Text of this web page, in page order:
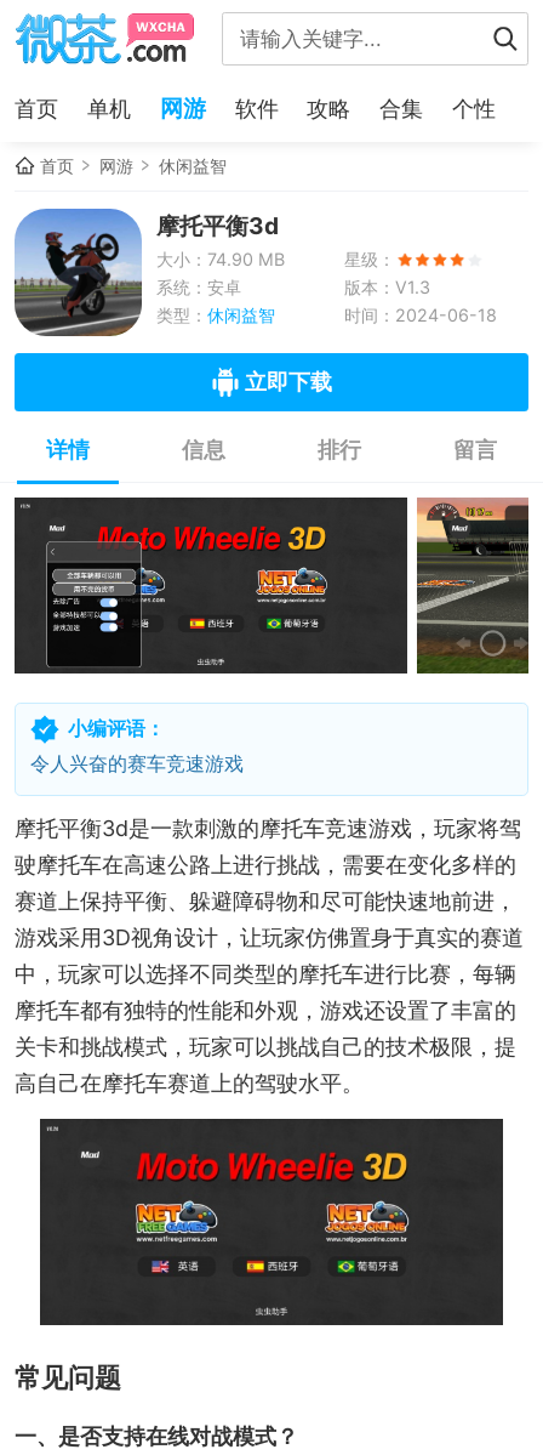
首页 单机 网游 软件 攻略 合集 个性
首页 网游 休闲益智
摩托平衡3d
大小：74.90 MB
星级：
系统：安卓
版本：V1.3
类型： 休闲益智 时间：2024-06-18
立即下载
详情 信息 排行 留言
小编评语：
令人兴奋的赛车竞速游戏
摩托平衡3d是一款刺激的摩托车竞速游戏，玩家将驾
驶摩托车在高速公路上进行挑战，需要在变化多样的
赛道上保持平衡、躲避障碍物和尽可能快速地前进，
游戏采用3D视角设计，让玩家仿佛置身于真实的赛道
中，玩家可以选择不同类型的摩托车进行比赛，每辆
摩托车都有独特的性能和外观，游戏还设置了丰富的
关卡和挑战模式，玩家可以挑战自己的技术极限，提
高自己在摩托车赛道上的驾驶水平。
常见问题
一、是否支持在线对战模式？